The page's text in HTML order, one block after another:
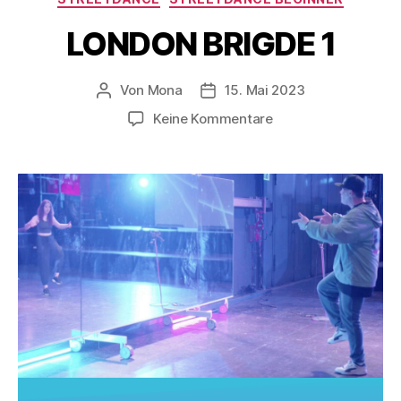
LONDON BRIGDE 1
Von Mona
15. Mai 2023
Keine Kommentare